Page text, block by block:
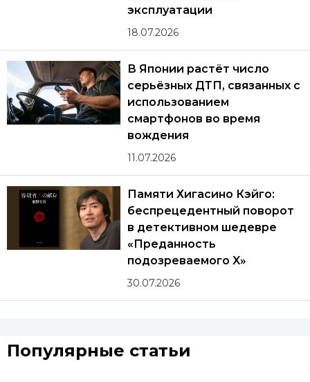
эксплуатации
18.07.2026
В Японии растёт число
серьёзных ДТП, связанных с
использованием
смартфонов во время
вождения
11.07.2026
Памяти Хигасино Кэйго:
беспрецедентный поворот
в детективном шедевре
«Преданность
подозреваемого X»
30.07.2026
Популярные статьи